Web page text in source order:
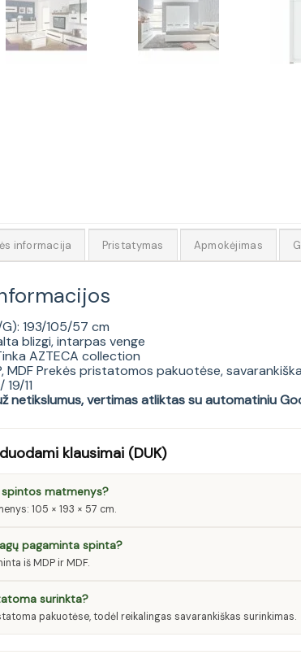
informacija Pristatymas Apmokėjimas
193/105/57 cm
blizgi, intarpas venge
AZTECA collection
MDF Prekės pristatomos pakuotėse,
11
netikslumus, vertimas atliktas su automatiniu
klausimai (DUK)
spintos matmenys?
105 × 193 × 57 cm.
pagaminta spinta?
iš MDP ir MDF.
surinkta?
pakuotėse, todėl reikalingas savarankiškas surinkimas.